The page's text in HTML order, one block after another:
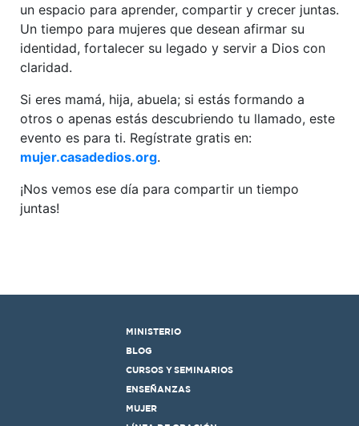
un espacio para aprender, compartir y crecer juntas.
Un tiempo para mujeres que desean afirmar su
identidad, fortalecer su legado y servir a Dios con
claridad.
Si eres mamá, hija, abuela; si estás formando a
otros o apenas estás descubriendo tu llamado, este
evento es para ti. Regístrate gratis en:
mujer.casadedios.org.
¡Nos vemos ese día para compartir un tiempo
juntas!
MINISTERIO
BLOG
CURSOS Y SEMINARIOS
ENSEÑANZAS
MUJER